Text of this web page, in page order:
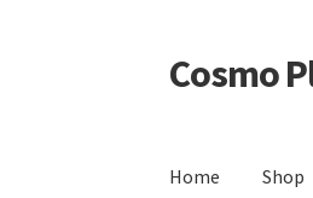
Ga
door
Ga
direct
inhoud
Cosmo
Home Shop